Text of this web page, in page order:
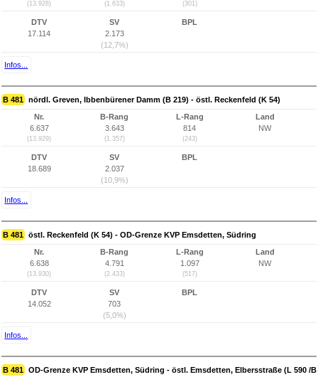
(13.928) (1.633) (301)
DTV
17.114
SV
2.173
(12,7%)
BPL
Infos...
B 481 nördl. Greven, Ibbenbürener Damm (B 219) - östl. Reckenfeld (K 54)
Nr.
6.637
(13.929)
B-Rang
3.643
(1.357)
L-Rang
814
(243)
Land
NW
DTV
18.689
SV
2.037
(10,9%)
BPL
Infos...
B 481 östl. Reckenfeld (K 54) - OD-Grenze KVP Emsdetten, Südring
Nr.
6.638
(13.930)
B-Rang
4.791
(2.433)
L-Rang
1.097
(517)
Land
NW
DTV
14.052
SV
703
(5,0%)
BPL
Infos...
B 481 OD-Grenze KVP Emsdetten, Südring - östl. Emsdetten, Elbersstraße (L 590 /B